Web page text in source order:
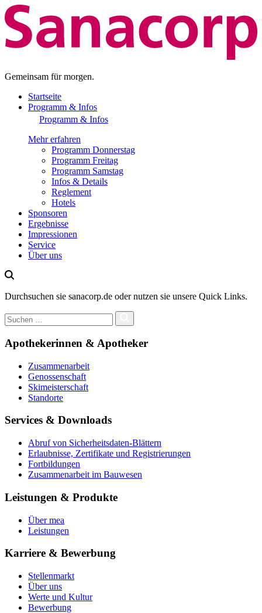
Gemeinsam für morgen.
Startseite
Programm & Infos
Programm & Infos
Mehr erfahren
Programm Donnerstag
Programm Freitag
Programm Samstag
Infos & Details
Reglement
Hotels
Sponsoren
Ergebnisse
Impressionen
Service
Über uns
Durchsuchen sie sanacorp.de oder nutzen sie unsere Quick Links.
Apothekerinnen & Apotheker
Zusammenarbeit
Genossenschaft
Skimeisterschaft
Standorte
Services & Downloads
Abruf von Sicherheitsdaten-Blättern
Erlaubnisse, Zertifikate und Registrierungen
Fortbildungen
Zusammenarbeit im Bauwesen
Leistungen & Produkte
Über mea
Leistungen
Karriere & Bewerbung
Stellenmarkt
Über uns
Werte und Kultur
Bewerbung